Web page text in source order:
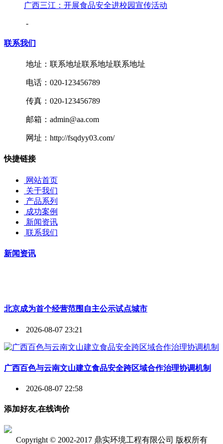
广西三江：开展食品安全进校园宣传活动
-
联系我们
地址：联系地址联系地址联系地址
电话：020-123456789
传真：020-123456789
邮箱：admin@aa.com
网址：http://fsqdyy03.com/
快捷链接
网站首页
关于我们
产品系列
成功案例
新闻资讯
联系我们
新闻资讯
北京成为首个经营范围自主公示试点城市
2026-08-07 23:21
广西百色与云南文山建立食品安全跨区域合作治理协调机制
2026-08-07 22:58
添加好友,在线询价
Copyright © 2002-2017 鼎实环境工程有限公司 版权所有